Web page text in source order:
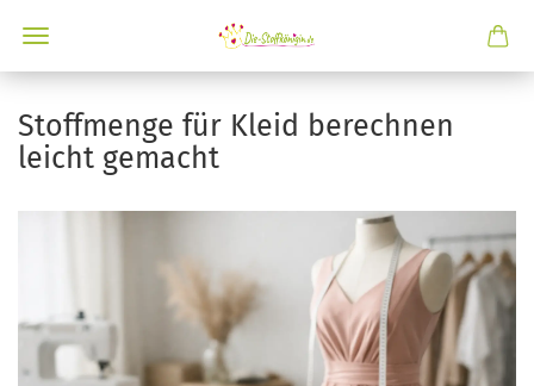
Stoffmenge für Kleid berechnen
leicht gemacht